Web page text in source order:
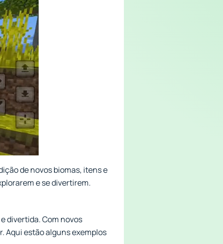
de novos biomas, itens e
e se divertirem.
divertida. Com novos
Aqui estão alguns exemplos